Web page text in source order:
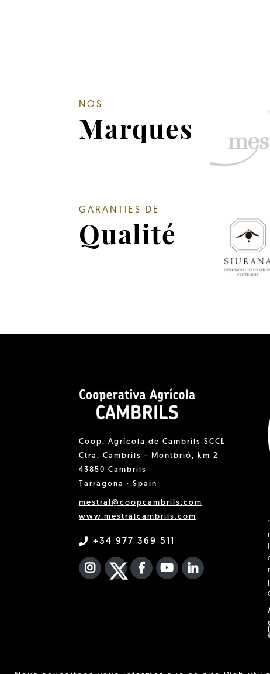
NOS
Marques
GARANTIES DE
Qualité
Coop. Agrícola de Cambrils SCCL
Ctra. Cambrils - Montbrió, km 2
43850 Cambrils
Tarragona · Spain
mestral@coopcambrils.com
www.mestralcambrils.com
+34 977 369 511
INSTAGRAM
TWITTER
FACEBOOK F
YOUTUBEFA LINKEDIN